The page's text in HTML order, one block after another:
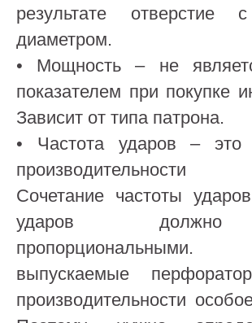
результате отверстие
диаметром.
• Мощность – не
показателем при покупке
Зависит от типа патрона.
• Частота ударов – это
производительности
Сочетание частоты
ударов
выпускаемые
производительности